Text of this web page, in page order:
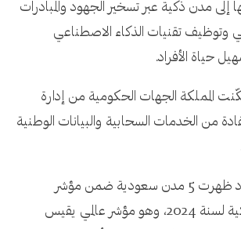
إلى مدن ذكية عبر تسخير الجهود والمبادرات
وتوظيف تقنيات الذكاء الاصطناعي
حياة الأفراد.
المملكة الجهات الحكومية من إدارة
من الخدمات السحابية والبيانات الوطنية
ونتيجة لهذه الجهود ظهرت 5 مدن سعودية ضمن مؤشر
"IMD" للمدن الذكية لسنة 2024، وهو مؤشر عالمي يقيس